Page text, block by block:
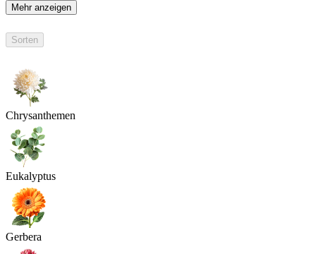
Mehr anzeigen
Sorten
Chrysanthemen
Eukalyptus
Gerbera